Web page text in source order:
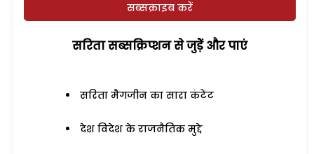
सब्सक्राइब करें
सरिता सब्सक्रिप्शन से जुड़ेें और पाएं
सरिता मैगजीन का सारा कंटेंट
देश विदेश के राजनैतिक मुद्दे